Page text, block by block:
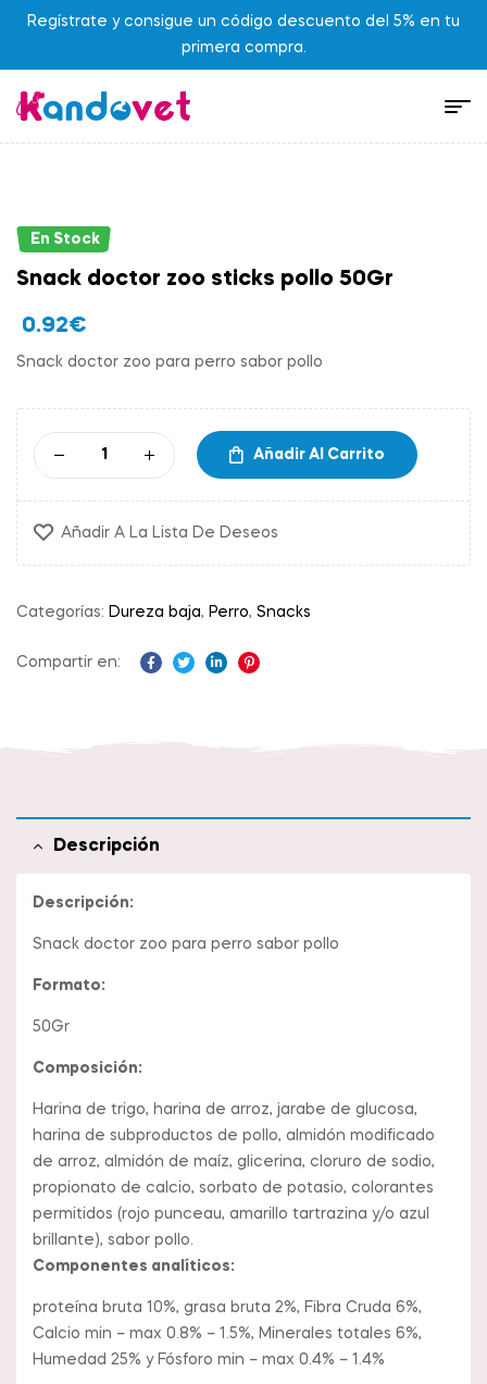
Regístrate y consigue un código descuento del 5% en tu
primera compra.
En Stock
Snack doctor zoo sticks pollo 50Gr
0.92€
Snack doctor zoo para perro sabor pollo
Añadir Al Carrito
Añadir A La Lista De Deseos
Categorías: Dureza baja, Perro, Snacks
Compartir en:
Descripción
Descripción:
Snack doctor zoo para perro sabor pollo
Formato:
50Gr
Composición:
Harina de trigo, harina de arroz, jarabe de glucosa,
harina de subproductos de pollo, almidón modificado
de arroz, almidón de maíz, glicerina, cloruro de sodio,
propionato de calcio, sorbato de potasio, colorantes
permitidos (rojo punceau, amarillo tartrazina y/o azul
brillante), sabor pollo.
Componentes analíticos:
proteína bruta 10%, grasa bruta 2%, Fibra Cruda 6%,
Calcio min – max 0.8% – 1.5%, Minerales totales 6%,
Humedad 25% y Fósforo min – max 0.4% – 1.4%